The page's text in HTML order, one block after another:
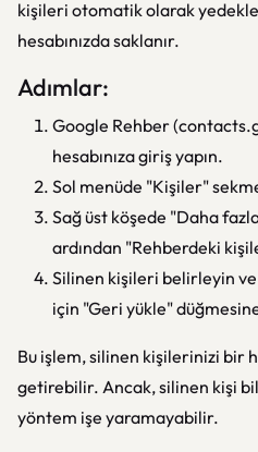
kişileri otomatik olarak
hesabınızda saklanır.
Adımlar:
Google Rehber
hesabınıza giriş yapın.
Sol menüde "Kişiler"
Sağ üst köşede "Daha
ardından "Rehberdeki
Silinen kişileri belirleyin
için "Geri yükle"
Bu işlem, silinen kişilerinizi bir
getirebilir. Ancak, silinen kişi
yöntem işe yaramayabilir.